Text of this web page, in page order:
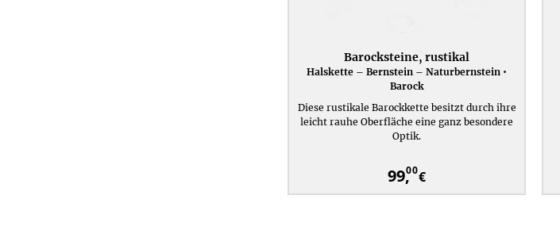
Barocksteine, rustikal
Halskette – Bernstein – Naturbernstein •
Barock
Diese rustikale Barockkette besitzt durch ihre
leicht rauhe Oberfläche eine ganz besondere
Optik.
99,00€